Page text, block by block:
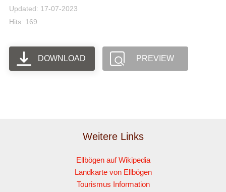
Updated: 17-07-2023
Hits: 169
DOWNLOAD PREVIEW
Weitere Links
Ellbögen auf Wikipedia
Landkarte von Ellbögen
Tourismus Information